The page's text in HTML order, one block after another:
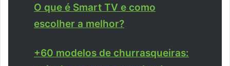
O que é Smart TV e como
escolher a melhor?
+60 modelos de churrasqueiras: